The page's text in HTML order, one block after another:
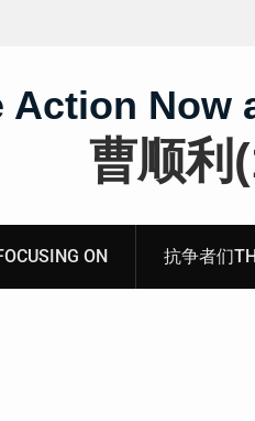
Action Now
曹顺利
ON 抗争者们